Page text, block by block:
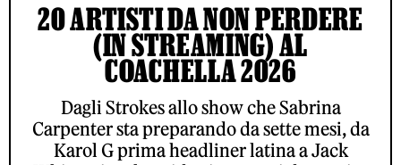
20 ARTISTI DA NON PERDERE
(IN STREAMING) AL
COACHELLA 2026
Dagli Strokes allo show che Sabrina
Carpenter sta preparando da sette mesi, da
Karol G prima headliner latina a Jack